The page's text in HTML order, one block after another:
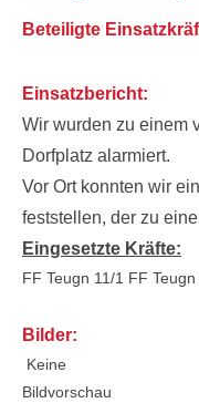
Beteiligte
Einsatzbericht:
Wir wurden zu einem
Dorfplatz alarmiert.
Vor Ort konnten wir
feststellen, der zu
Eingesetzte Kräfte:
FF Teugn 11/1 FF
Bilder:
Keine
Bildvorschau